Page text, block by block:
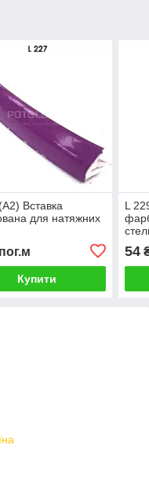
Вставка
для натяжних
Купити
L
54